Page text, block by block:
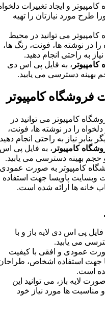
و ایجاد تغییرات دلخواه
طرح مورد نیازتان را تهیه
می توانید در محیط
در نوشته ها، فونت، رنگ ها،
به راحتی انجام دهید.
، به فایل پی اس دی
بهینه دسترسی می یابید.
فروشگاه کامپیوتر
کامپیوتر می توانید در
را در نوشته ها، فونت،
بنابر نیاز به راحتی انجام دهید.
کامپیوتر، به فایل پی اس
حجم بهینه دسترسی می یابید.
کامپیوتر به صورت عمودی
وبسایت پاویسا جهت استفاده
ها ارائه شده است.
پی اس دی لایه باز و با
می یابید.
عمودی و افقی با کیفیت
جهت استفاده اشخاص، طراحان
است.
لایه باز، می توانید این
ها مورد نیاز خود